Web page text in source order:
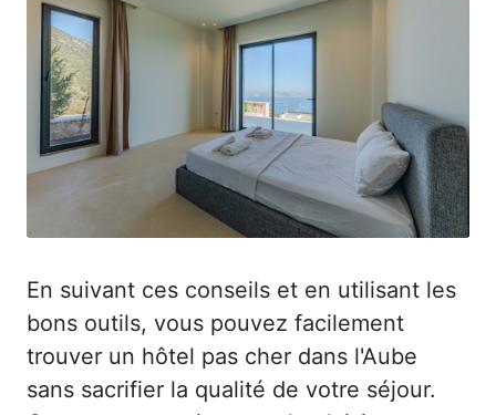
En suivant ces conseils et en utilisant les
bons outils, vous pouvez facilement
trouver un hôtel pas cher dans l'Aube
sans sacrifier la qualité de votre séjour.